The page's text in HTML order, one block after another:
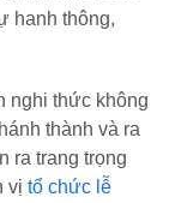
hanh thông,
nghi thức không
thành và ra
ra trang trọng
vị tổ chức lễ